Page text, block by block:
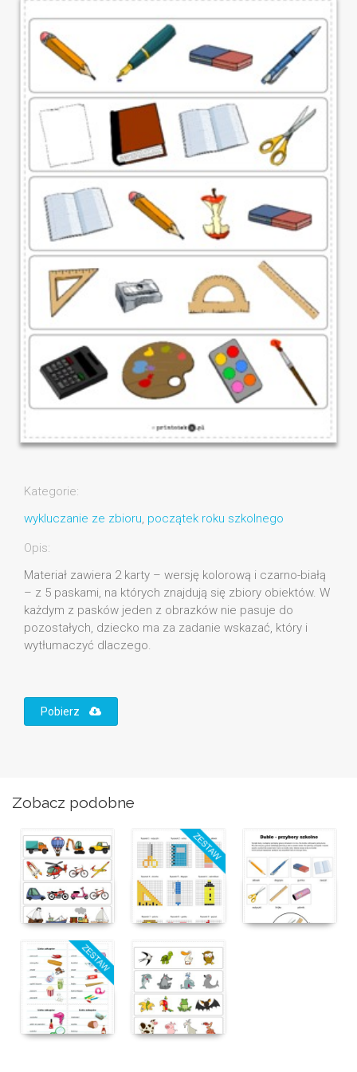
Kategorie:
wykluczanie ze zbioru, początek roku szkolnego
Opis:
Materiał zawiera 2 karty – wersję kolorową i czarno-białą
– z 5 paskami, na których znajdują się zbiory obiektów. W
każdym z pasków jeden z obrazków nie pasuje do
pozostałych, dziecko ma za zadanie wskazać, który i
wytłumaczyć dlaczego.
Pobierz
Zobacz podobne